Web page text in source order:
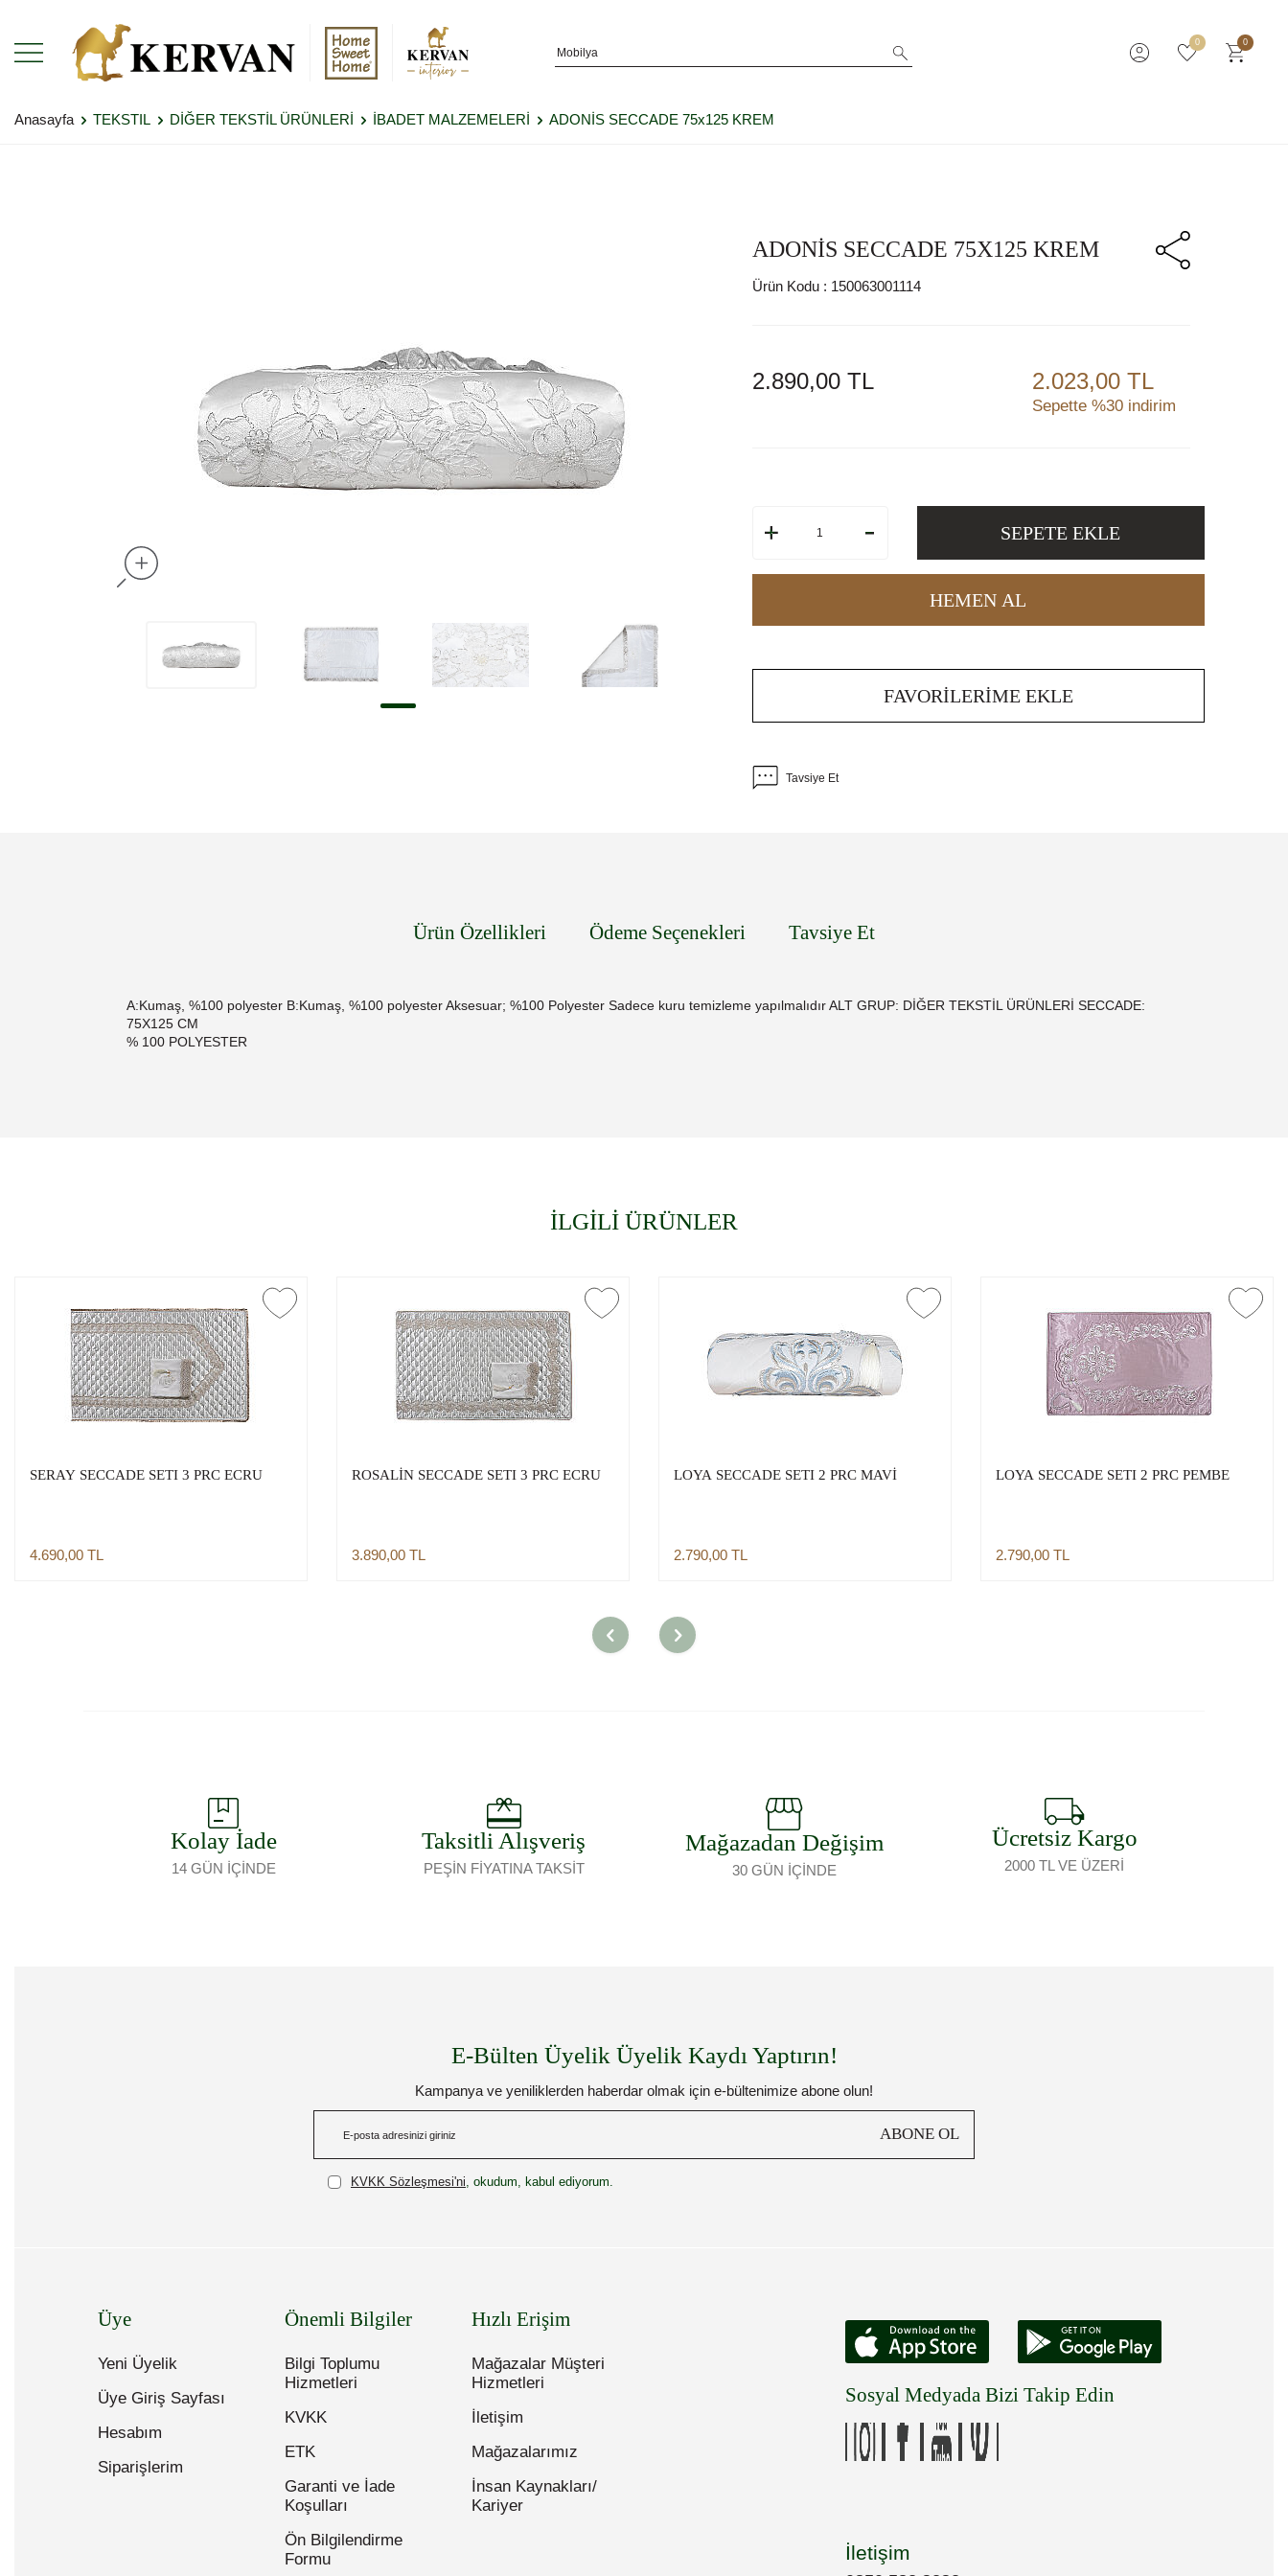
0 0
Anasayfa TEKSTIL DİĞER TEKSTİL ÜRÜNLERİ İBADET MALZEMELERİ ADONİS SECCADE 75x125 KREM
ADONİS SECCADE 75X125 KREM
Ürün Kodu : 150063001114
2.890,00TL 2.023,00 TL
Sepette %30 indirim
SEPETE EKLE
HEMEN AL
FAVORILERIME EKLE
Tavsiye Et
Ürün Özellikleri Ödeme Seçenekleri Tavsiye Et
A:Kumaş, %100 polyester B:Kumaş, %100 polyester Aksesuar; %100 Polyester Sadece kuru temizleme yapılmalıdır ALT GRUP: DİĞER TEKSTİL ÜRÜNLERİ SECCADE:
75X125 CM
% 100 POLYESTER
İLGİLİ ÜRÜNLER
SERAY SECCADE SETI 3 PRC ECRU
4.690,00 TL
ROSALİN SECCADE SETI 3 PRC ECRU
3.890,00 TL
LOYA SECCADE SETI 2 PRC MAVİ
2.790,00 TL
LOYA SECCADE SETI 2 PRC PEMBE
2.790,00 TL
Kolay İade
14 GÜN İÇİNDE
Taksitli Alışveriş
PEŞİN FİYATINA TAKSİT
Mağazadan Değişim
30 GÜN İÇİNDE
Ücretsiz Kargo
2000 TL VE ÜZERİ
E-Bülten Üyelik Üyelik Kaydı Yaptırın!
Kampanya ve yeniliklerden haberdar olmak için e-bültenimize abone olun!
ABONE OL
KVKK Sözleşmesi'ni , okudum, kabul ediyorum.
Üye
Yeni Üyelik
Üye Giriş Sayfası
Hesabım
Siparişlerim
Önemli Bilgiler
Bilgi Toplumu
Hizmetleri
KVKK
ETK
Garanti ve İade
Koşulları
Ön Bilgilendirme
Formu
Hızlı Erişim
Mağazalar Müşteri
Hizmetleri
İletişim
Mağazalarımız
İnsan Kaynakları/
Kariyer
Sosyal Medyada Bizi Takip Edin
İletişim